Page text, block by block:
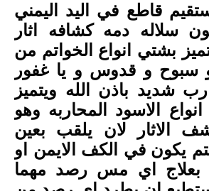
قاطع في اليد اليمني
سلاله دمه كشافه اثار
بشتي انواع الخواتم من
و سبوح و قدوس و يا غفور
شديد باذن الله ويتميز
الاسود المحاربه وهو
الاثار لان يلقب بعين
يكون في الكف الايمن او
بعلاج اي مس رصد مهما